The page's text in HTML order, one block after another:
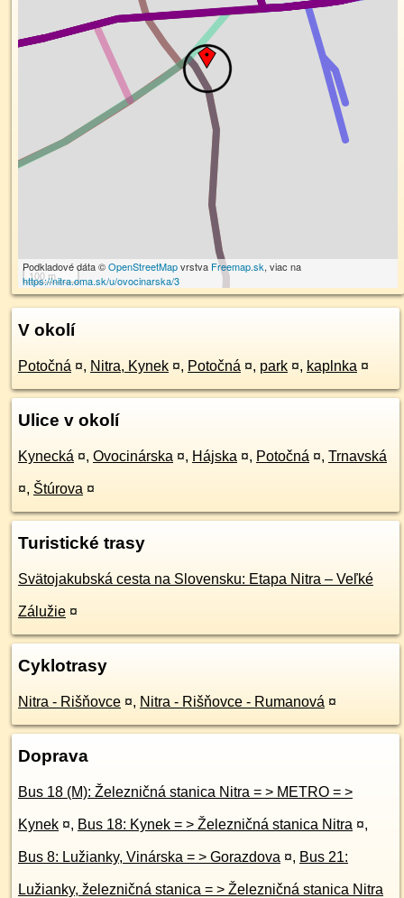
100 m
Podkladové dáta ©OpenStreetMapvrstva Freemap.sk, viac na
https://nitra.oma.sk/u/ovocinarska/3
V okolí
Potočná ¤, Nitra, Kynek ¤, Potočná ¤, park ¤, kaplnka ¤
Ulice v okolí
Kynecká ¤, Ovocinárska ¤, Hájska ¤, Potočná ¤, Trnavská
¤, Štúrova ¤
Turistické trasy
Svätojakubská cesta na Slovensku: Etapa Nitra – Veľké
Zálužie ¤
Cyklotrasy
Nitra - Rišňovce ¤, Nitra - Rišňovce - Rumanová ¤
Doprava
Bus 18 (M): Železničná stanica Nitra = > METRO = >
Kynek ¤, Bus 18: Kynek = > Železničná stanica Nitra ¤,
Bus 8: Lužianky, Vinárska = > Gorazdova ¤, Bus 21:
Lužianky, železničná stanica = > Železničná stanica Nitra